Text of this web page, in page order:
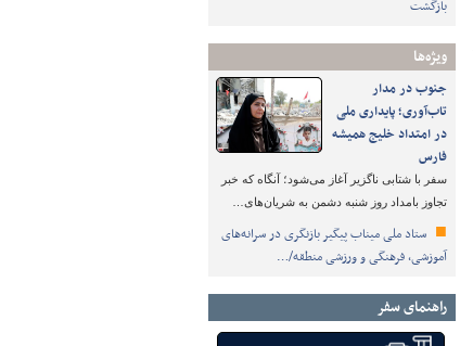
بازگشت
ویژه‌ها
جنوب در مدار
تاب‌آوری؛ پایداری ملی
در امتداد خلیج همیشه
فارس
سفر با شتابی ناگزیر آغاز می‌شود؛ آنگاه که خبر
تجاوز بامداد روز شنبه دشمن به شریان‌های…
ستاد ملی میناب پیگیر بازنگری در سرانه‌های
آموزشی، فرهنگی و ورزشی منطقه/…
راهنمای سفر